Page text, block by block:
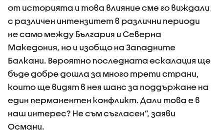
от историята и това влияние сме го виждали
с различен интензитет в различни периоди
не само между България и Северна
Македония, но и изобщо на Западните
Балкани. Вероятно последната ескалация ще
бъде добре дошла за много трети страни,
които ще видят в нея шанс за поддържане на
един перманентен конфликт. Дали това е в
наш интерес? Не съм съгласен”, заяви
Османи.